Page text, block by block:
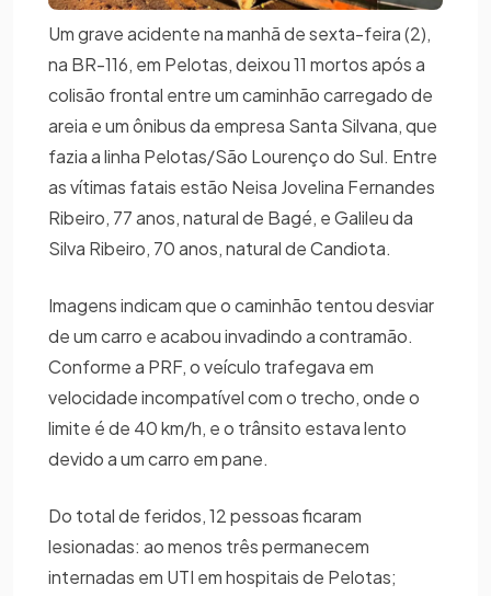
Um grave acidente na manhã de sexta-feira (2),
na BR-116, em Pelotas, deixou 11 mortos após a
colisão frontal entre um caminhão carregado de
areia e um ônibus da empresa Santa Silvana, que
fazia a linha Pelotas/São Lourenço do Sul. Entre
as vítimas fatais estão Neisa Jovelina Fernandes
Ribeiro, 77 anos, natural de Bagé, e Galileu da
Silva Ribeiro, 70 anos, natural de Candiota.
Imagens indicam que o caminhão tentou desviar
de um carro e acabou invadindo a contramão.
Conforme a PRF, o veículo trafegava em
velocidade incompatível com o trecho, onde o
limite é de 40 km/h, e o trânsito estava lento
devido a um carro em pane.
Do total de feridos, 12 pessoas ficaram
lesionadas: ao menos três permanecem
internadas em UTI em hospitais de Pelotas;